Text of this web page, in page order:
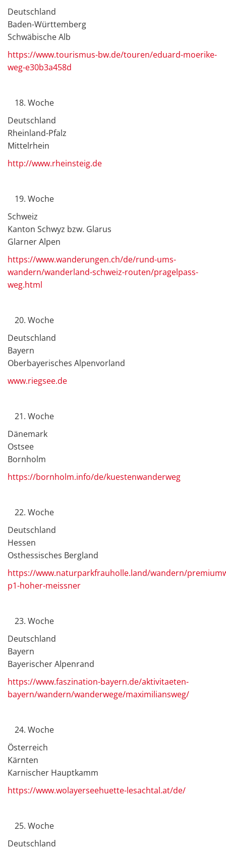
Deutschland
Baden-Württemberg
Schwäbische Alb
https://www.tourismus-bw.de/touren/eduard-moerike-
weg-e30b3a458d
Woche
Deutschland
Rheinland-Pfalz
Mittelrhein
http://www.rheinsteig.de
Woche
Schweiz
Kanton Schwyz bzw. Glarus
Glarner Alpen
https://www.wanderungen.ch/de/rund-ums-
wandern/wanderland-schweiz-routen/pragelpass-
weg.html
Woche
Deutschland
Bayern
Oberbayerisches Alpenvorland
www.riegsee.de
Woche
Dänemark
Ostsee
Bornholm
https://bornholm.info/de/kuestenwanderweg
Woche
Deutschland
Hessen
Osthessisches Bergland
https://www.naturparkfrauholle.land/wandern/
p1-hoher-meissner
Woche
Deutschland
Bayern
Bayerischer Alpenrand
https://www.faszination-bayern.de/aktivitaeten-
bayern/wandern/wanderwege/maximiliansweg/
Woche
Österreich
Kärnten
Karnischer Hauptkamm
https://www.wolayerseehuette-lesachtal.at/de/
Woche
Deutschland